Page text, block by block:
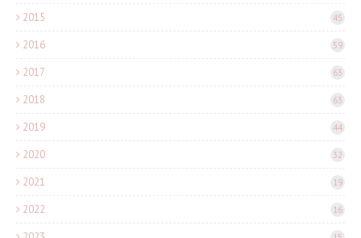
2015 45
2016 59
2017 63
2018 63
2019 44
2020 32
2021 19
2022 16